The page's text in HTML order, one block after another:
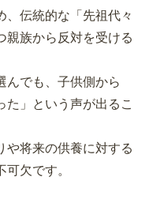
、伝統的な「先祖代々
親族から反対を受ける
んでも、子供側から
た」という声が出るこ
や将来の供養に対する
欠です。